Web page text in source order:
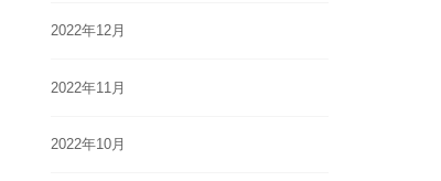
2022年12月
2022年11月
2022年10月